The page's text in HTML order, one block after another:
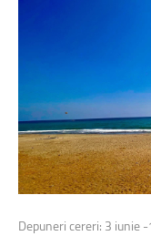
Depuneri cereri: 3 iunie